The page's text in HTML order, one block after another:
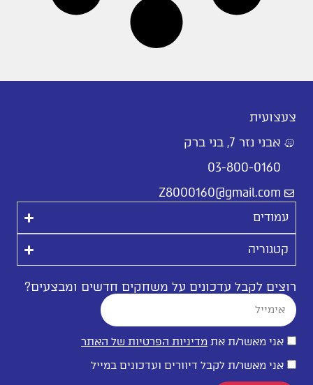
צעצועית
אבני נזר 7, בני ברק
03-800-0160
Z8000160@gmail.com
עמודים
קטגוריה
רוצים לקבל עדכונים על משחקים חדשים ומבצעים?
אני מאשר/ת את מדיניות הפרטיות של האתר
אני מאשר/ת לקבל דיוורים ועדכונים במייל